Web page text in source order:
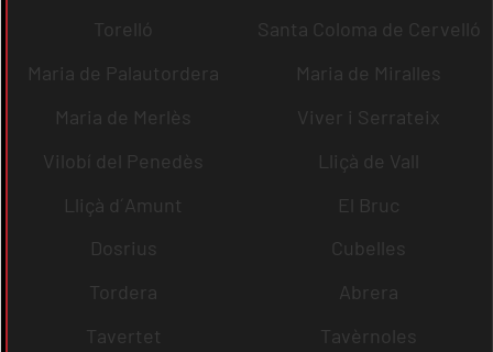
Torelló
Santa Coloma de Cervelló
Maria de Palautordera
Maria de Miralles
Maria de Merlès
Viver i Serrateix
Vilobí del Penedès
Lliçà de Vall
Lliçà d´Amunt
El Bruc
Dosrius
Cubelles
Tordera
Abrera
Tavertet
Tavèrnoles